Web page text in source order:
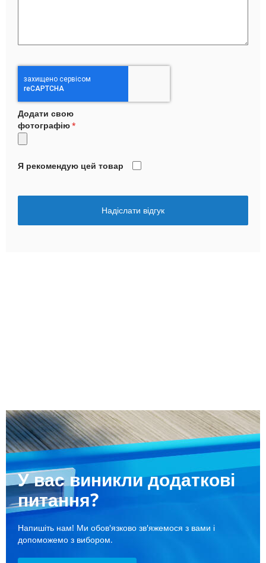
Додати свою
фотографію
Я рекомендую цей товар
Надіслати відгук
У вас виникли додаткові
питання?
Напишіть нам! Ми обов'язково зв'яжемося з вами і
допоможемо з вибором.